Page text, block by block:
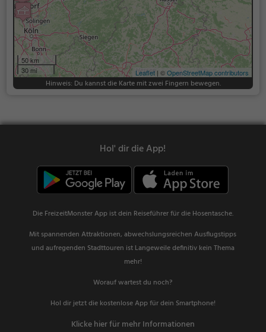
50 km
30 mi
Leaflet | ©OpenStreetMap contributors
Hinweis: Du kannst die Karte mit zwei Fingern bewegen.
Hol' dir die App!
Die FreizeitMonster App ist dein Reiseführer für die Hosentasche.
Mit spannenden Attraktionen, abwechslungsreichen Ausflugstipps
und aufregenden Stadttouren ist Langeweile definitiv kein Thema
mehr!
Worauf wartest du noch?
Hol dir jetzt die kostenlose App für dein Smartphone!
Klicke hier für mehr Informationen